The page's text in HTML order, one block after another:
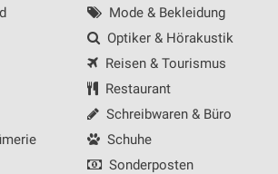
Mode & Bekleidung
Optiker & Hörakustik
Reisen & Tourismus
Restaurant
Schreibwaren & Büro
Schuhe
Sonderposten